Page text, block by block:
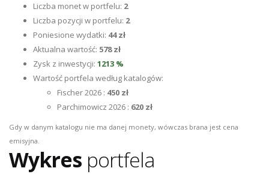
Liczba monet w portfelu: 2
Liczba pozycji w portfelu: 2
Poniesione wydatki: 44 zł
Aktualna wartość: 578 zł
Zysk z inwestycji: 1213 %
Wartość portfela według katalogów:
Fischer 2026 : 450 zł
Parchimowicz 2026 : 620 zł
Gdy w danym katalogu nie ma danej monety, wówczas brana jest cena
emisyjna.
Wykres portfela